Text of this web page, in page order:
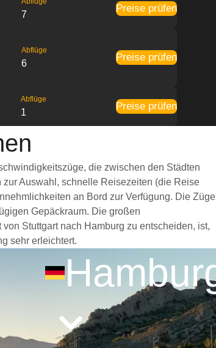
7
Preise prüfen
Abflüge
6
Preise prüfen
Abflüge
1
Preise prüfen
die zwischen den Städten
Auswahl, schnelle Reisezeiten (die Reise
an Bord zur Verfügung. Die Züge
Gepäckraum. Die großen
Stuttgart nach Hamburg zu entscheiden, ist,
sehr erleichtert.